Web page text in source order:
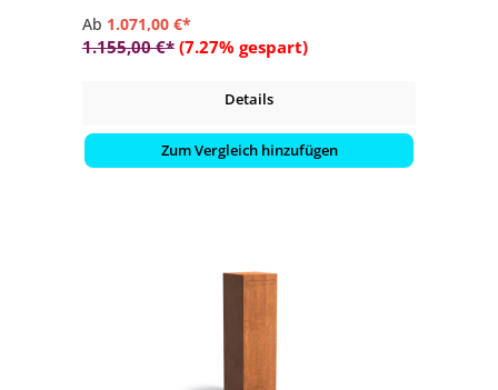
Ab 1.071,00 €*
1.155,00 €* (7.27% gespart)
Details
Zum Vergleich hinzufügen